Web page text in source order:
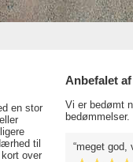
en stor
til
over
Anbefalet
Vi er bedømt
bedømmelser.
meget god,